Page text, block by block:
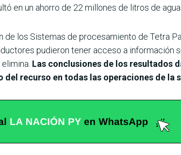
en un ahorro de 22 millones de litros de agua
los Sistemas de procesamiento de Tetra
pudieron tener acceso a información
Las conclusiones de los resultados
recurso en todas las operaciones de la